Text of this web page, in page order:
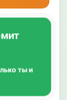
ты и